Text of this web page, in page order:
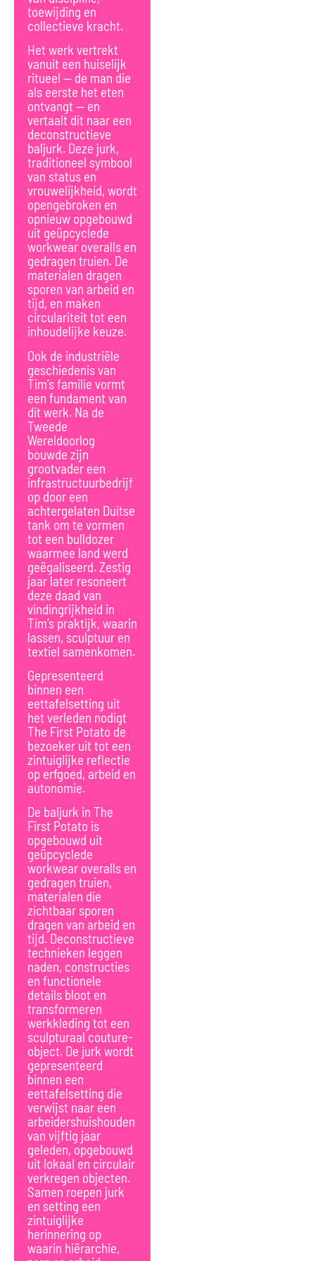
toewijding en
collectieve kracht.
Het werk vertrekt
vanuit een huiselijk
ritueel — de man die
als eerste het eten
ontvangt — en
vertaalt dit naar een
deconstructieve
baljurk. Deze jurk,
traditioneel symbool
van status en
vrouwelijkheid, wordt
opengebroken en
opnieuw opgebouwd
uit geüpcyclede
workwear overalls en
gedragen truien. De
materialen dragen
sporen van arbeid en
tijd, en maken
circulariteit tot een
inhoudelijke keuze.
Ook de industriële
geschiedenis van
Tim’s familie vormt
een fundament van
dit werk. Na de
Tweede
Wereldoorlog
bouwde zijn
grootvader een
infrastructuurbedrijf
op door een
achtergelaten Duitse
tank om te vormen
tot een bulldozer
waarmee land werd
geëgaliseerd. Zestig
jaar later resoneert
deze daad van
vindingrijkheid in
Tim’s praktijk, waarin
lassen, sculptuur en
textiel samenkomen.
Gepresenteerd
binnen een
eettafelsetting uit
het verleden nodigt
The First Potato de
bezoeker uit tot een
zintuiglijke reflectie
op erfgoed, arbeid en
autonomie.
De baljurk in The
First Potato is
opgebouwd uit
geüpcyclede
workwear overalls en
gedragen truien,
materialen die
zichtbaar sporen
dragen van arbeid en
tijd. Deconstructieve
technieken leggen
naden, constructies
en functionele
details bloot en
transformeren
werkkleding tot een
sculpturaal couture-
object. De jurk wordt
gepresenteerd
binnen een
eettafelsetting die
verwijst naar een
arbeidershuishouden
van vijftig jaar
geleden, opgebouwd
uit lokaal en circulair
verkregen objecten.
Samen roepen jurk
en setting een
zintuiglijke
herinnering op
waarin hiërarchie,